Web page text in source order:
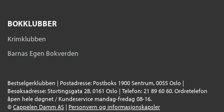
BOKKLUBBER
Krimklubben
Barnas Egen Bokverden
Bestselgerklubben | Postadresse: Postboks 1900 Sentrum, 0055 Oslo |
Besøksadresse: Stortingsgata 28, 0161 Oslo | Telefon: 21 89 60 60. Ordretelefon
åpen hele døgnet / Kundeservice mandag-fredag 08-16.
© Cappelen Damm AS | Personvern og informasjonskapsler